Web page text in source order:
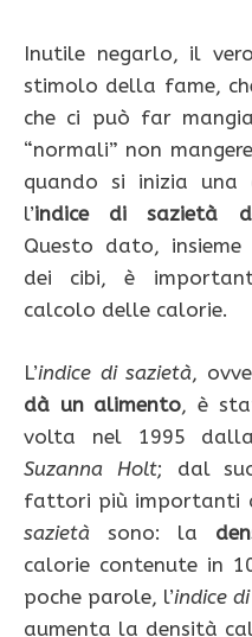
Inutile negarlo, il
stimolo della fame,
che ci può far
“normali” non
quando si inizia una
l’indice di sazietà
Questo dato,
dei cibi, è
calcolo delle calorie.
L’indice di sazietà,
dà un alimento, è
volta nel 1995 dalla
Suzanna Holt; dal
fattori più importanti
sazietà sono: la
calorie contenute in
poche parole, l’indice
aumenta la densità